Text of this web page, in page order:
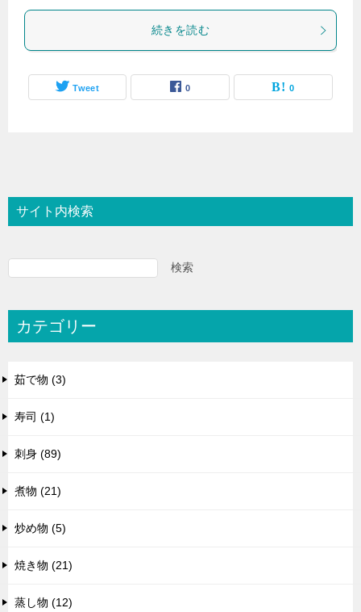
続きを読む
Tweet 0 0
サイト内検索
検索
カテゴリー
茹で物 (3)
寿司 (1)
刺身 (89)
煮物 (21)
炒め物 (5)
焼き物 (21)
蒸し物 (12)